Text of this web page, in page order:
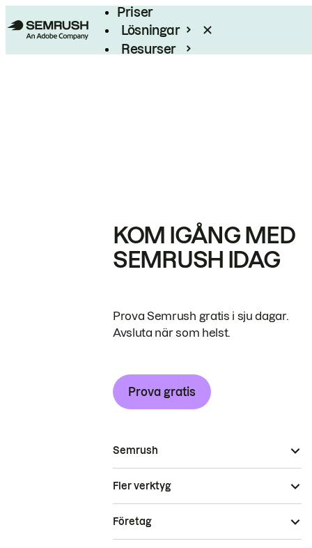
Priser
Lösningar
Resurser
KOM IGÅNG MED
SEMRUSH IDAG
Prova Semrush gratis i sju dagar.
Avsluta när som helst.
Prova gratis
Semrush
Fler verktyg
Företag